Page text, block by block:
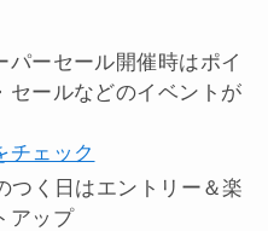
ーセール開催時はポイ
セールなどのイベントが
チェック
つく日はエントリー＆楽
アップ